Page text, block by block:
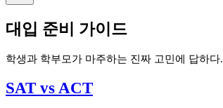
대입 준비 가이드
학생과 학부모가 마주하는 진짜 고민에 답하다.
SAT vs ACT